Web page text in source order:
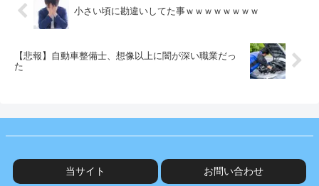
小さい頃に勘違いしてた事ｗｗｗｗｗｗｗｗ
【悲報】自動車整備士、想像以上に闇が深い職業だっ
た
当サイト お問い合わせ